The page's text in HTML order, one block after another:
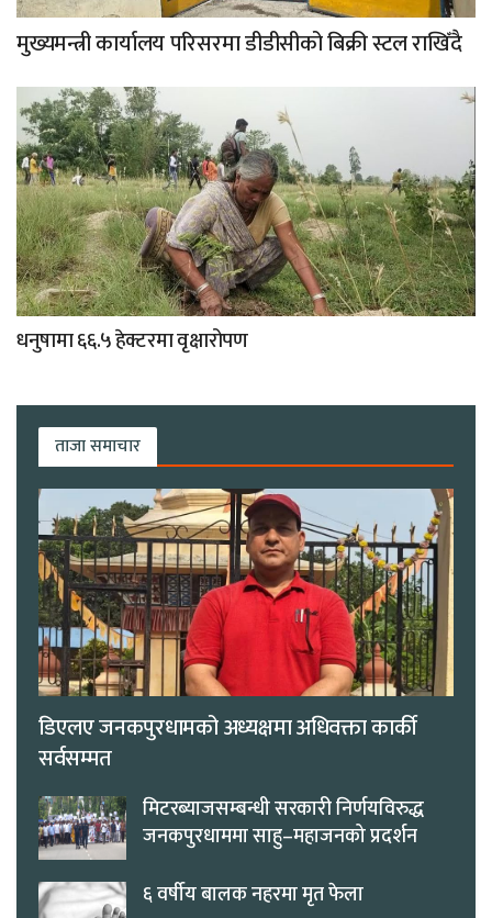
मुख्यमन्त्री कार्यालय परिसरमा डीडीसीको बिक्री स्टल राखिँदै
धनुषामा ६६.५ हेक्टरमा वृक्षारोपण
ताजा समाचार
डिएलए जनकपुरधामको अध्यक्षमा अधिवक्ता कार्की
सर्वसम्मत
मिटरब्याजसम्बन्धी सरकारी निर्णयविरुद्ध
जनकपुरधाममा साहु–महाजनको प्रदर्शन
६ वर्षीय बालक नहरमा मृत फेला